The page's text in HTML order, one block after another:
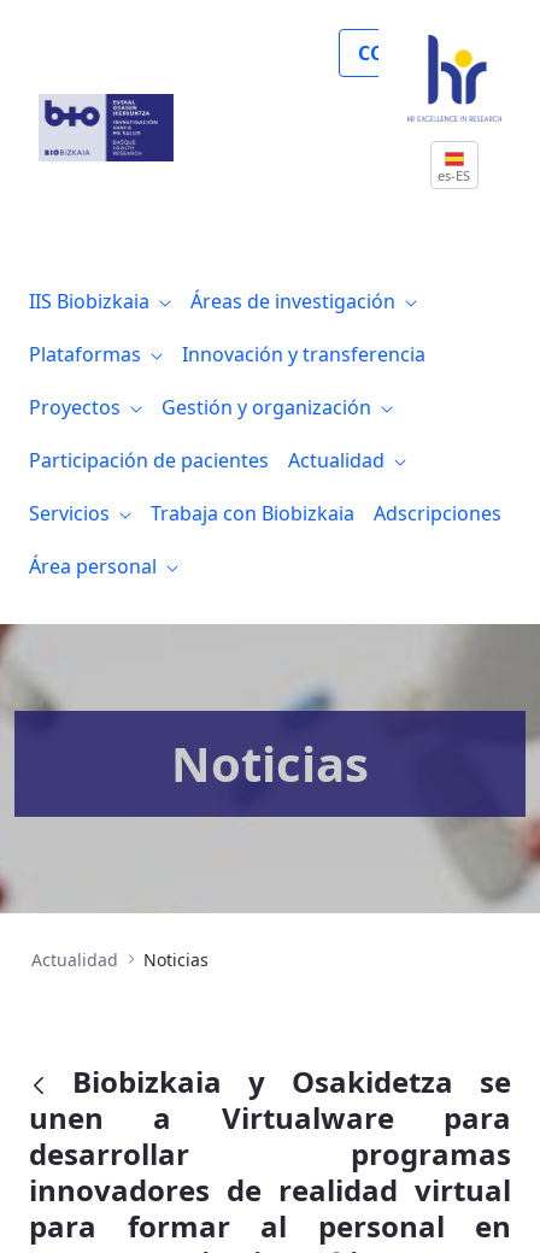
COLABORA
es-ES
IIS Biobizkaia
Áreas de investigación
Plataformas
Innovación y transferencia
Proyectos
Gestión y organización
Participación de pacientes
Actualidad
Servicios
Trabaja con Biobizkaia
Adscripciones
Área personal
Noticias
Actualidad Noticias
Biobizkaia y Osakidetza se
unen a Virtualware para
desarrollar programas
innovadores de realidad virtual
para formar al personal en